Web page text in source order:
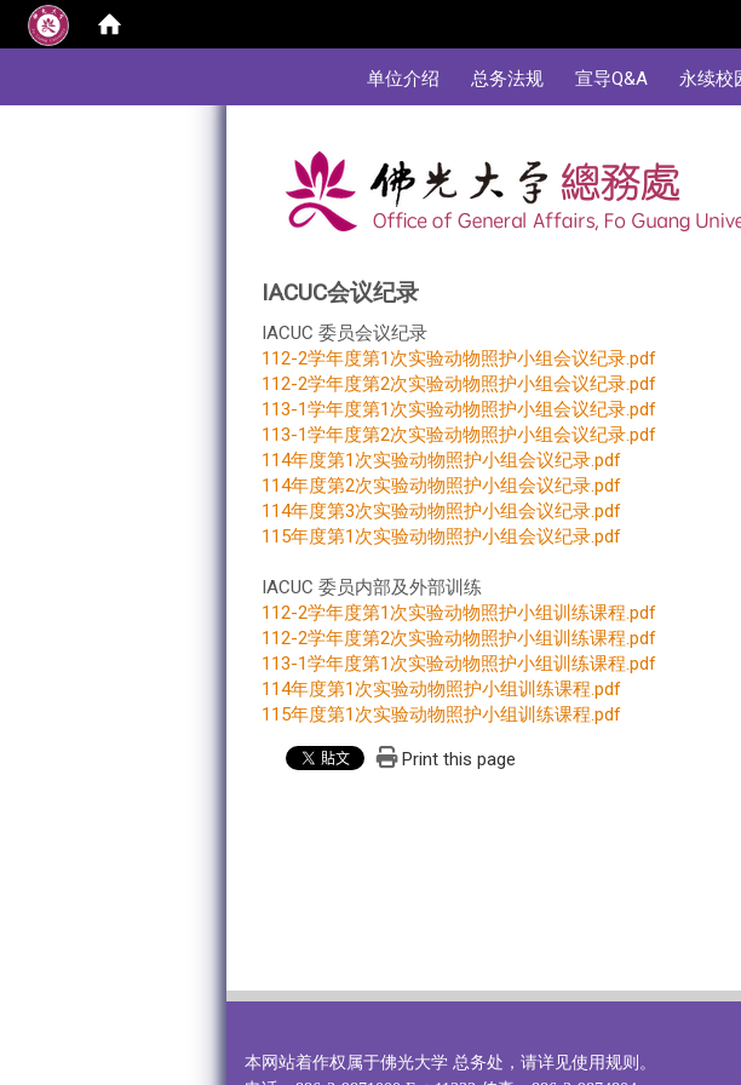
单位介绍
总务法规 宣导Q&A 永续校
IACUC会议纪录
IACUC 委员会议纪录
112-2学年度第1次实验动物照护小组会议纪录.pdf
112-2学年度第2次实验动物照护小组会议纪录.pdf
113-1学年度第1次实验动物照护小组会议纪录.pdf
113-1学年度第2次实验动物照护小组会议纪录.pdf
114年度第1次实验动物照护小组会议纪录.pdf
114年度第2次实验动物照护小组会议纪录.pdf
114年度第3次实验动物照护小组会议纪录.pdf
115年度第1次实验动物照护小组会议纪录.pdf
IACUC 委员内部及外部训练
112-2学年度第1次实验动物照护小组训练课程.pdf
112-2学年度第2次实验动物照护小组训练课程.pdf
113-1学年度第1次实验动物照护小组训练课程.pdf
114年度第1次实验动物照护小组训练课程.pdf
115年度第1次实验动物照护小组训练课程.pdf
Print this page
本网站着作权属于佛光大学 总务处，请详见使用规则 。